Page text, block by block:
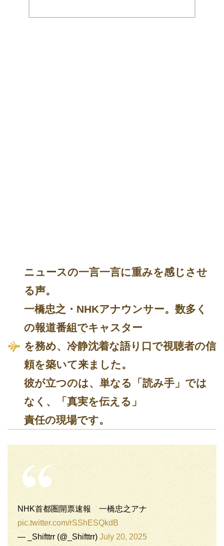
ニュースの一言一言に重みを感じさせ
る声。
一橋忠之・NHKアナウンサー。数多く
の報道番組でキャスター
を務め、冷静沈着な語り口で視聴者の信
頼を築いて来ました。
彼が立つのは、単なる「読み手」では
なく、「真実を伝える」
責任の現場です。
NHK首都圏開票速報 一橋忠之アナ
pic.twitter.com/rSShESQkdB
— _Shifttrr (@_Shifttrr) July 20, 2025